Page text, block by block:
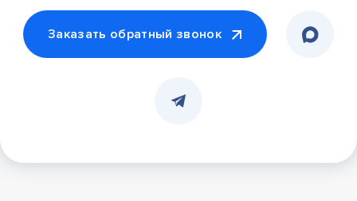
Заказать обратный звонок